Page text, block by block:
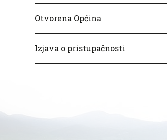
Otvorena Općina
Izjava o pristupačnosti